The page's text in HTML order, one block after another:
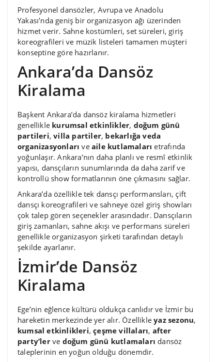
Profesyonel dansözler, Avrupa ve Anadolu
Yakası’nda geniş bir organizasyon ağı üzerinden
hizmet verir. Sahne kostümleri, set süreleri, giriş
koreografileri ve müzik listeleri tamamen müşteri
konseptine göre hazırlanır.
Ankara’da Dansöz
Kiralama
Başkent Ankara’da dansöz kiralama hizmetleri
genellikle kurumsal etkinlikler, doğum günü
partileri,villa partiler, bekarlığa veda
organizasyonları veaile kutlamaları etrafında
yoğunlaşır. Ankara’nın daha planlı ve resmî etkinlik
yapısı, dansçıların sunumlarında da daha zarif ve
kontrollü show formatlarının öne çıkmasını sağlar.
Ankara’da özellikle tek dansçı performansları, çift
dansçı koreografileri ve sahneye özel giriş showları
çok talep gören seçenekler arasındadır. Dansçıların
giriş zamanları, sahne akışı ve performans süreleri
genellikle organizasyon şirketi tarafından detaylı
şekilde ayarlanır.
İzmir’de Dansöz
Kiralama
Ege’nin eğlence kültürü oldukça canlıdır ve İzmir bu
hareketin merkezinde yer alır. Özellikleyaz sezonu,
kumsal etkinlikleri,çeşme villaları, after
party’lerve doğum günü kutlamaları dansöz
taleplerinin en yoğun olduğu dönemdir.